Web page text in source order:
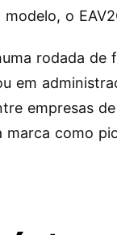
o
rodada de
em
empresas
marca como